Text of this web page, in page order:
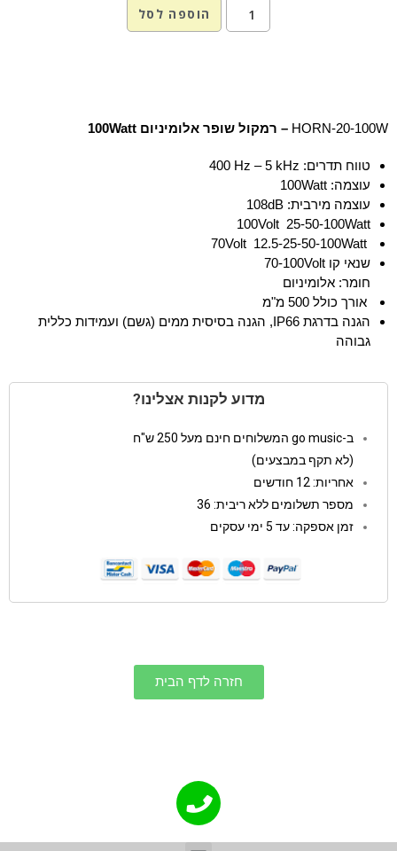
הוספה לסל
HORN-20-100W – רמקול שופר אלומיניום 100Watt
טווח תדרים: 400 Hz – 5 kHz
עוצמה: 100Watt
עוצמה מירבית: 108dB
100Volt 25-50-100Watt
70Volt 12.5-25-50-100Watt
שנאי קו 70-100Volt
חומר: אלומיניום
אורך כולל 500 מ"מ
הגנה בדרגת IP66, הגנה בסיסית ממים (גשם) ועמידות כללית
גבוהה
מדוע לקנות אצלינו?
ב-go music המשלוחים חינם מעל 250 ש"ח
(לא תקף במבצעים)
אחריות: 12 חודשים
מספר תשלומים ללא ריבית: 36
זמן אספקה: עד 5 ימי עסקים
חזרה לדף הבית